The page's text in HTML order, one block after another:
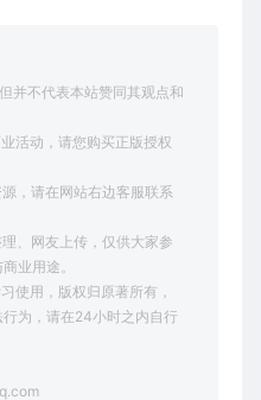
并不代表本站赞同其观点和
活动，请您购买正版授权
，请在网站右边客服联系
、网友上传，仅供大家参
业用途。
使用，版权归原著所有，
为，请在24小时之内自行